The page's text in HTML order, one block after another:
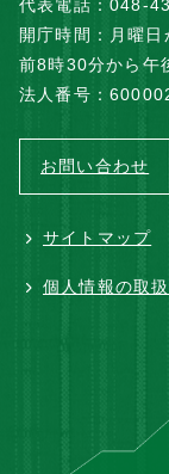
代表電話：048-
開庁時間：月曜
前8時30分から午
法人番号：
お問い合わせ
サイトマップ
個人情報の取